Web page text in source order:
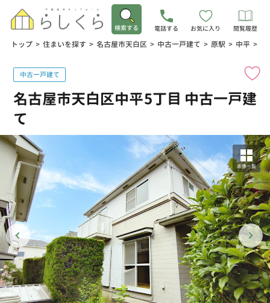
検索する 電話する お気に入り 閲覧履歴
トップ > 住まいを探す > 名古屋市天白区 > 中古一戸建て > 原駅 > 中平 >
中古一戸建て
名古屋市天白区中平5丁目 中古一戸建
て